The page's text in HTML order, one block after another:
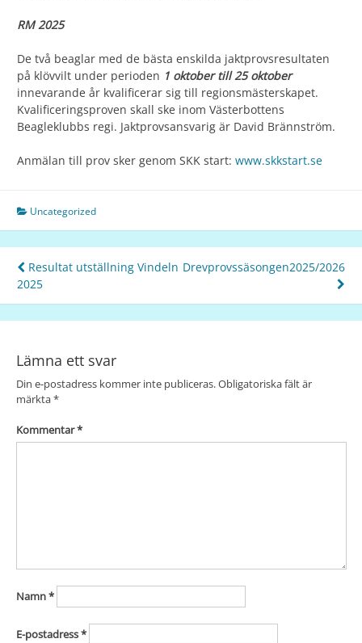
RM 2025
De två beaglar med de bästa enskilda jaktprovsresultaten
på klövvilt under perioden 1 oktober till 25 oktober
innevarande år kvalificerar sig till regionsmästerskapet.
Kvalificeringsproven skall ske inom Västerbottens
Beagleklubbs regi. Jaktprovsansvarig är David Brännström.
Anmälan till prov sker genom SKK start: www.skkstart.se
Uncategorized
Resultat utställning Vindeln
2025
Drevprovssäsongen2025/2026
Lämna ett svar
Din e-postadress kommer inte publiceras.Obligatoriska fält är
märkta*
Kommentar*
Namn*
E-postadress*